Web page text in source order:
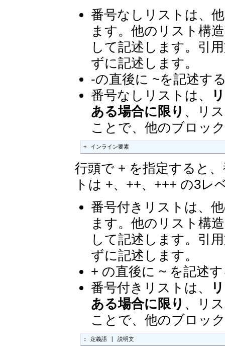
番号なしリストは、
ます。他のリスト構
して記述します。引
ずに記述します。
-の直後に ~を記述す
番号なしリストは、
ある場合に限り 、リ
ことで、他のブロッ
+ インライン要素
行頭で + を指定すると
トは +、++、+++ の3レ
番号付きリストは、
ます。他のリスト構
して記述します。引
ずに記述します。
+ の直後に ~ を記述
番号付きリストは、
ある場合に限り 、リ
ことで、他のブロッ
: 定義語 | 説明文